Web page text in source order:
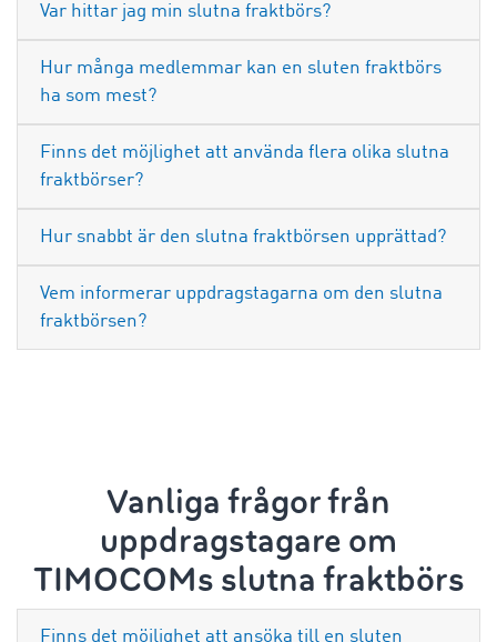
Var hittar jag min slutna fraktbörs?
Hur många medlemmar kan en sluten fraktbörs
ha som mest?
Finns det möjlighet att använda flera olika slutna
fraktbörser?
Hur snabbt är den slutna fraktbörsen upprättad?
Vem informerar uppdragstagarna om den slutna
fraktbörsen?
Vanliga frågor från
uppdragstagare om
TIMOCOMs slutna fraktbörs
Finns det möjlighet att ansöka till en sluten